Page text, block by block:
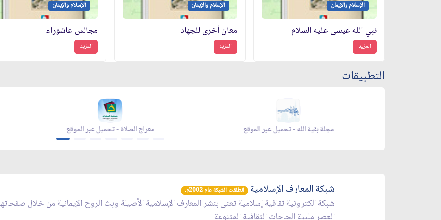
الإسلام والإيمان
نبي الله عيسى عليه السلام
المزيد
الإسلام والإيمان
معان أخرى للجهاد
المزيد
الإسلام والإيمان
مجالس عاشوراء
المزيد
التطبيقات
مجلة بقية زاد شهر رمضان - تحميل عبر الموقع
شبكة المعارف الإسلامية انطلقت الشبكة عام 2002م.
شبكة الكترونية ثقافية إسلامية تعنى بنشر المعارف الإسلامية الأصيلة وبث الروح الإيمانية من خلال